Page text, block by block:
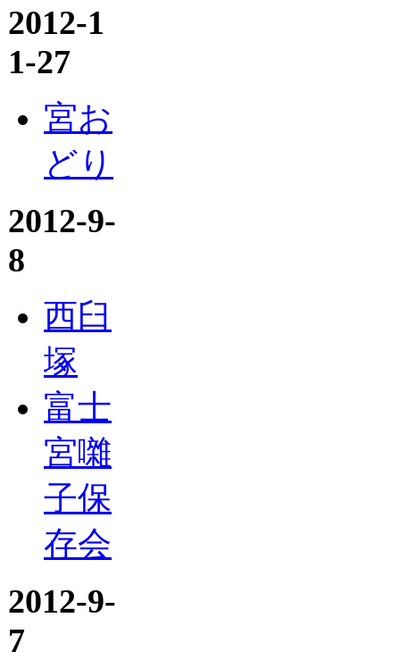
2012-1
1-27
宮お
どり
2012-9-
8
西臼
塚
富士
宮囃
子保
存会
2012-9-
7